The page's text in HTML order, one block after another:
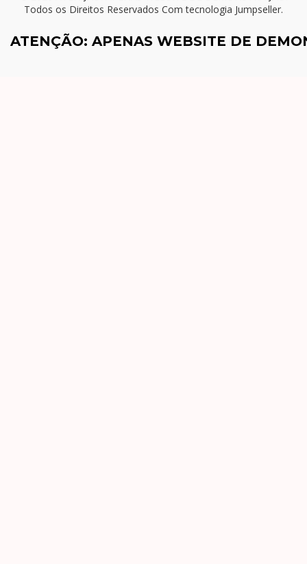
Todos os Direitos Reservados Com tecnologia Jumpseller.
ATENÇÃO: APENAS WEBSITE DE